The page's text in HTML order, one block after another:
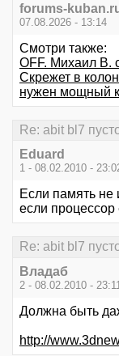
forums-
07.08.2026 - 13:14
Смотри также:
OFF. Михаил В.
Скрежет в
нужен мощный
Re: abit bl7
Eduard
1 - 08.02.2010 -
Если память не
если
Re: abit bl7
Владаб
2 - 08.02.2010 - 23:11
Должна быть
http://